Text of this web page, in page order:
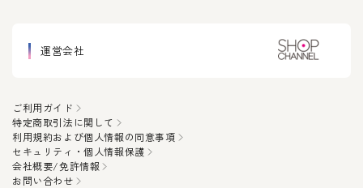
運営会社
ご利用ガイド
特定商取引法に関して
利用規約および個人情報の同意事項
セキュリティ・個人情報保護
会社概要/免許情報
お問い合わせ